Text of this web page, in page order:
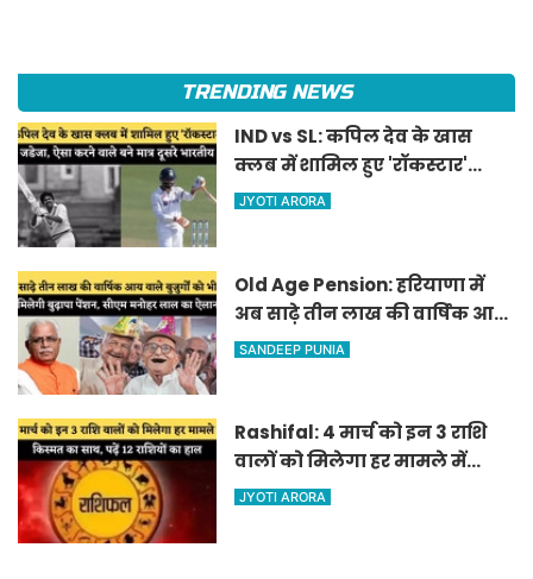
TRENDING NEWS
IND vs SL: कपिल देव के खास
क्लब में शामिल हुए 'रॉकस्टार'
जडेजा, ऐसा करने वाले बने मात्र
JYOTI ARORA
Old Age Pension: हरियाणा में
अब साढ़े तीन लाख की वार्षिक आय
वाले बुजुर्गों को भी मिलेगी बुढ़ापा
SANDEEP PUNIA
Rashifal: 4 मार्च को इन 3 राशि
वालों को मिलेगा हर मामले में
किस्मत का साथ, पढ़ें 12 राशियों का
JYOTI ARORA